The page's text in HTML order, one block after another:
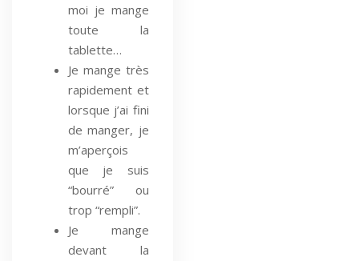
moi je mange
toute la
tablette…
Je mange très
rapidement et
lorsque j’ai fini
de manger, je
m’aperçois
que je suis
“bourré” ou
trop “rempli”.
Je mange
devant la